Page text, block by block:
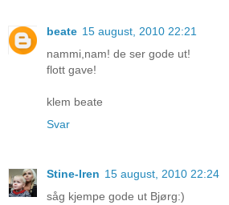
beate 15 august, 2010 22:21
nammi,nam! de ser gode ut!
flott gave!
klem beate
Svar
Stine-Iren 15 august, 2010 22:24
såg kjempe gode ut Bjørg:)